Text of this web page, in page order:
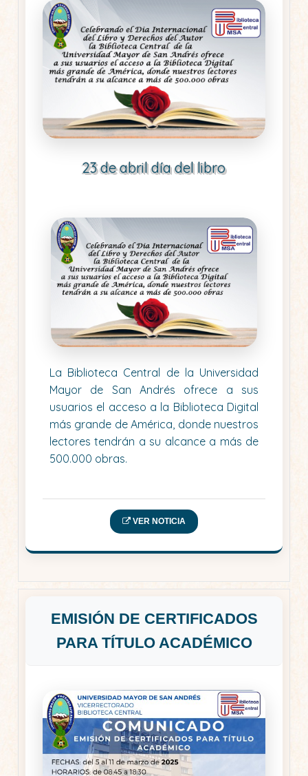
23 de abril día del libro
La Biblioteca Central de la Universidad
Mayor de San Andrés ofrece a sus
usuarios el acceso a la Biblioteca Digital
más grande de América, donde nuestros
lectores tendrán a su alcance a más de
500.000 obras.
VER NOTICIA
EMISIÓN DE CERTIFICADOS
PARA TÍTULO ACADÉMICO